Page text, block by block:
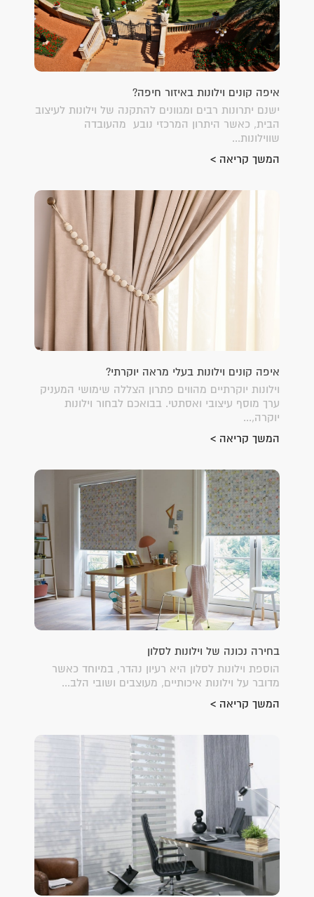
איפה קונים וילונות באיזור חיפה?
ישנם יתרונות רבים ומגוונים להתקנה של וילונות לעיצוב
הבית, כאשר היתרון המרכזי נובע מהעובדה
שווילונות...
המשך קריאה >
איפה קונים וילונות בעלי מראה יוקרתי?
וילונות יוקרתיים מהווים פתרון הצללה שימושי המעניק
ערך מוסף עיצובי ואסתטי. בבואכם לבחור וילונות
יוקרה,...
המשך קריאה >
בחירה נכונה של וילונות לסלון
הוספת וילונות לסלון היא רעיון נהדר, במיוחד כאשר
מדובר על וילונות איכותיים, מעוצבים ושובי הלב...
המשך קריאה >